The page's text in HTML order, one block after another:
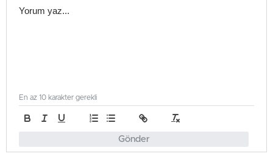
Gönder
En az 10 karakter gerekli